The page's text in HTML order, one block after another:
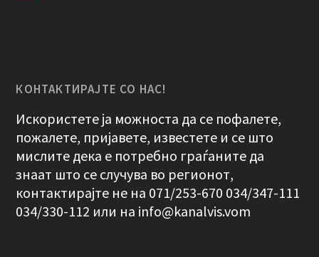
КОНТАКТИРАЈТЕ СО НАС!
Искористете ја можноста да се пофалете,
пожалете, пријавете, известете и се што
мислите дека е потребно граѓаните да
знаат што се случува во регионот,
контактирајте не на 071/253-670 034/347-111
034/330-112 или на info@kanalvis.vom